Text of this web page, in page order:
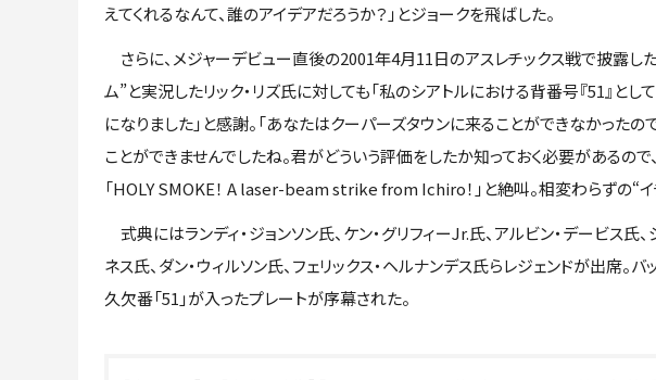
えてくれるなんて、誰のアイデアだろうか？」とジョークを飛ばした。
さらに、メジャーデビュー直後の2001年4月11日のアスレチックス戦で披露
ム”と実況したリック・リズ氏に対しても「私のシアトルにおける背番号『51』と
になりました」と感謝。「あなたはクーパーズタウンに来ることができなかった
ことができませんでしたね。君がどういう評価をしたか知っておく必要があるので
「HOLY SMOKE！ A laser-beam strike from Ichiro！」と絶叫。相変わらずの“
式典にはランディ・ジョンソン氏、ケン・グリフィーJr.氏、アルビン・デービス氏
ネス氏、ダン・ウィルソン氏、フェリックス・ヘルナンデス氏らレジェンドが出席
久欠番「51」が入ったプレートが序幕された。